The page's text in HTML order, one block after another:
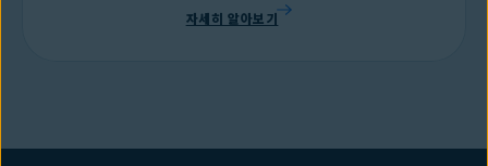
자세히 알아보기